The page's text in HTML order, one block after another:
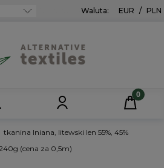
Waluta: EUR / PLN
tkanina lniana, litewski len 55%, 45%
(cena za 0,5m)